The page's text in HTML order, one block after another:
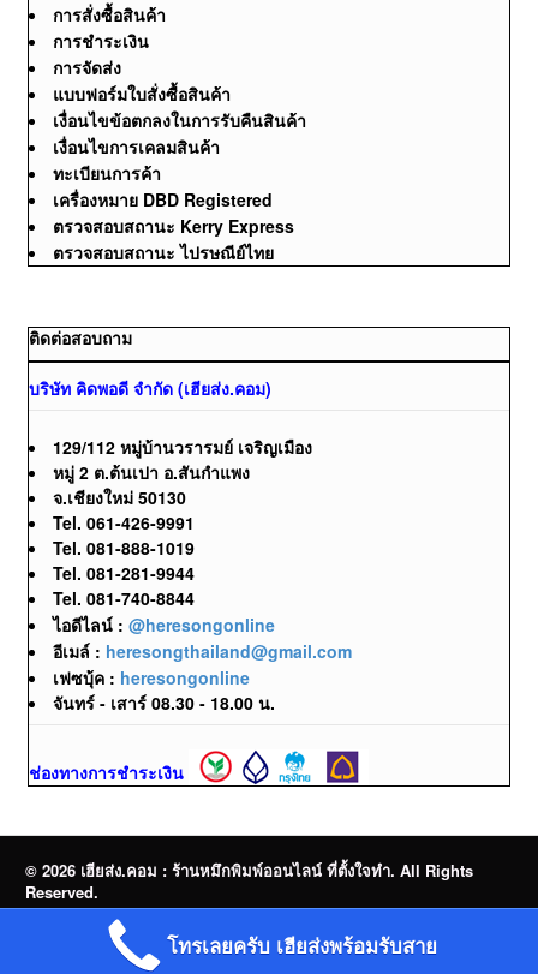
การสั่งซื้อสินค้า
การชำระเงิน
การจัดส่ง
แบบฟอร์มใบสั่งซื้อสินค้า
เงื่อนไขข้อตกลงในการรับคืนสินค้า
เงื่อนไขการเคลมสินค้า
ทะเบียนการค้า
เครื่องหมาย DBD Registered
ตรวจสอบสถานะ Kerry Express
ตรวจสอบสถานะ ไปรษณีย์ไทย
ติดต่อสอบถาม
บริษัท คิดพอดี จำกัด (เฮียส่ง.คอม)
129/112 หมู่บ้านวรารมย์ เจริญเมือง
หมู่ 2 ต.ต้นเปา อ.สันกำแพง
จ.เชียงใหม่ 50130
Tel. 061-426-9991
Tel. 081-888-1019
Tel. 081-281-9944
Tel. 081-740-8844
ไอดีไลน์ : @heresongonline
อีเมล์ : heresongthailand@gmail.com
เฟซบุ้ค : heresongonline
จันทร์ - เสาร์ 08.30 - 18.00 น.
ช่องทางการชำระเงิน
© 2026 เฮียส่ง.คอม : ร้านหมึกพิมพ์ออนไลน์ ที่ตั้งใจทำ. All Rights
Reserved.
จำหน่ายหมึกพิมพ์ออนไลน์ | Brother | Canon | Epson | HP | OKI |
Ricoh | Samsung | FujiFilm | Pantum
โทรเลยครับ เฮียส่งพร้อมรับสาย